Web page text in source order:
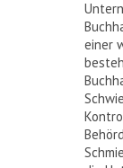
einer